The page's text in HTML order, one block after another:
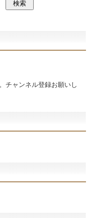
チャンネル登録お願いし